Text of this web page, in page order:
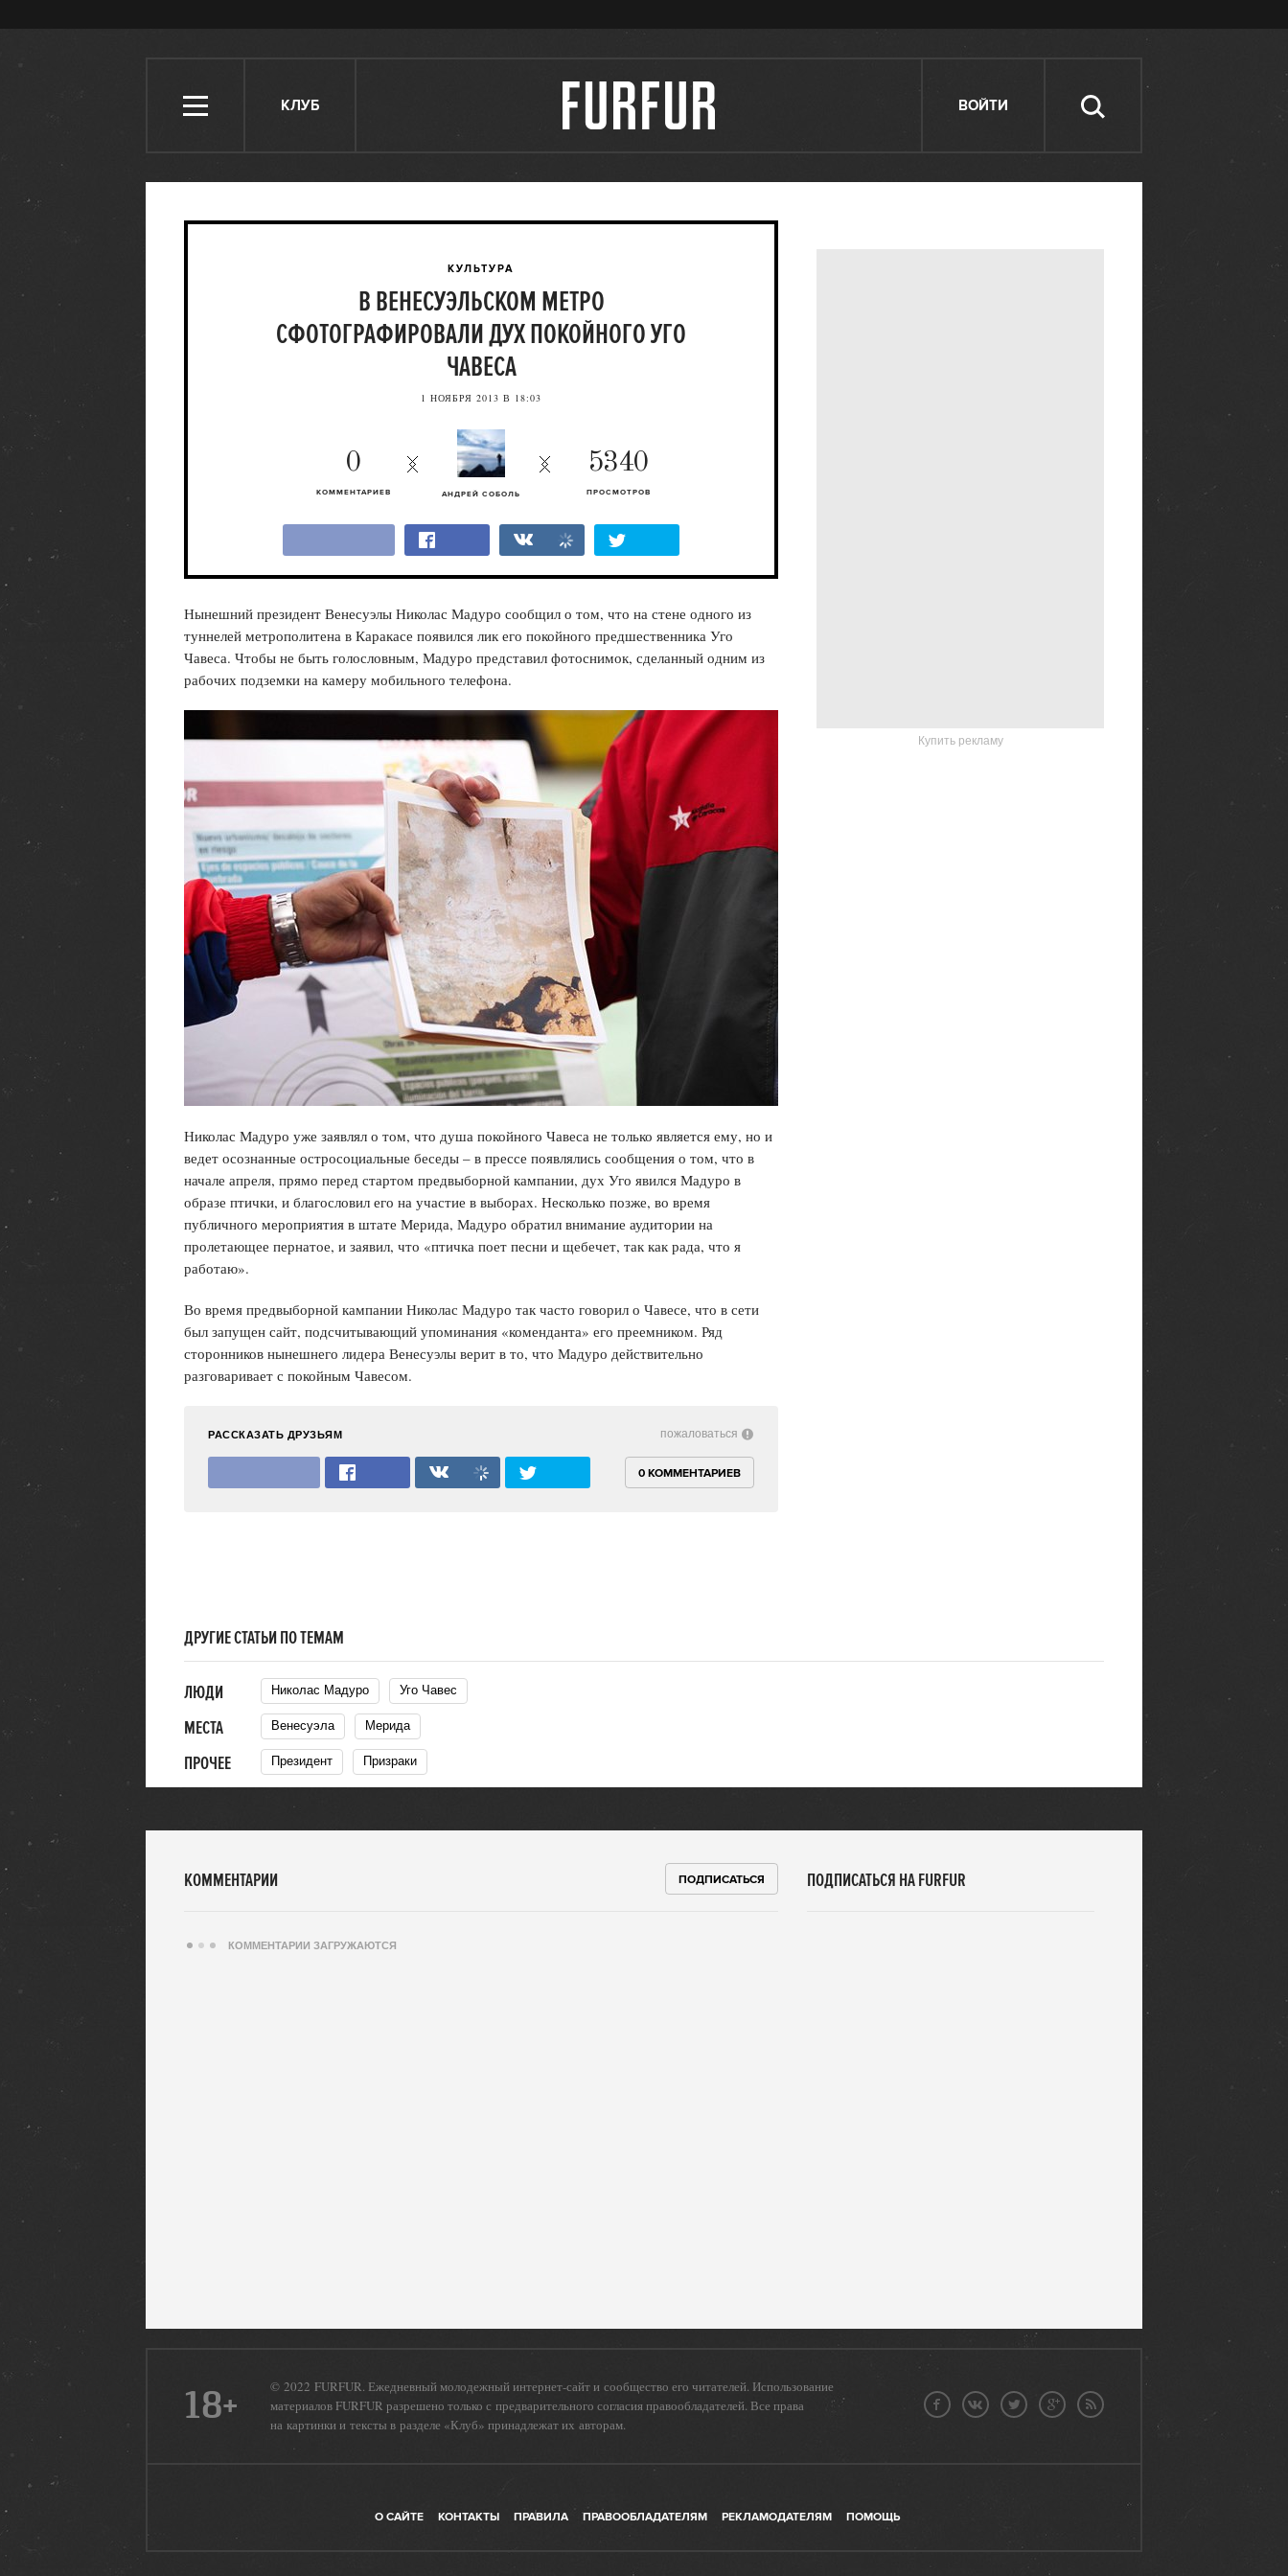
КЛУБ ВОЙТИ
КУЛЬТУРА
В ВЕНЕСУЭЛЬСКОМ МЕТРО
СФОТОГРАФИРОВАЛИ ДУХ ПОКОЙНОГО УГО
ЧАВЕСА
1 НОЯБРЯ 2013 В 18:03
АНДРЕЙ СОБОЛЬ
5340
ПРОСМОТРОВ
0
КОММЕНТАРИЕВ
Нынешний президент Венесуэлы Николас Мадуро сообщил о том, что на стене одного из
туннелей метрополитена в Каракасе появился лик его покойного предшественника Уго
Чавеса. Чтобы не быть голословным, Мадуро представил фотоснимок, сделанный одним из
рабочих подземки на камеру мобильного телефона.
Николас Мадуро уже заявлял о том, что душа покойного Чавеса не только является ему, но и
ведет осознанные остросоциальные беседы – в прессе появлялись сообщения о том, что в
начале апреля, прямо перед стартом предвыборной кампании, дух Уго явился Мадуро в
образе птички, и благословил его на участие в выборах. Несколько позже, во время
публичного мероприятия в штате Мерида, Мадуро обратил внимание аудитории на
пролетающее пернатое, и заявил, что «птичка поет песни и щебечет, так как рада, что я
работаю».
Во время предвыборной кампании Николас Мадуро так часто говорил о Чавесе, что в сети
был запущен сайт, подсчитывающий упоминания «коменданта» его преемником. Ряд
сторонников нынешнего лидера Венесуэлы верит в то, что Мадуро действительно
разговаривает с покойным Чавесом.
Купить рекламу
РАССКАЗАТЬ ДРУЗЬЯМ
0 КОММЕНТАРИЕВ
пожаловаться
ДРУГИЕ СТАТЬИ ПО ТЕМАМ
ЛЮДИ Николас Мадуро Уго Чавес
МЕСТА Венесуэла Мерида
ПРОЧЕЕ Президент Призраки
КОММЕНТАРИИ ПОДПИСАТЬСЯ
КОММЕНТАРИИ ЗАГРУЖАЮТСЯ
ПОДПИСАТЬСЯ НА FURFUR
18+
© 2022 FURFUR. Ежедневный молодежный интернет-сайт и сообщество его читателей. Использование
материалов FURFUR разрешено только с предварительного согласия правообладателей. Все права
на картинки и тексты в разделе «Клуб» принадлежат их авторам.
О САЙТЕ КОНТАКТЫ ПРАВИЛА ПРАВООБЛАДАТЕЛЯМ РЕКЛАМОДАТЕЛЯМ ПОМОЩЬ